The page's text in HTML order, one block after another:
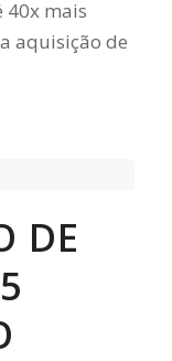
40x mais
aquisição de
DE